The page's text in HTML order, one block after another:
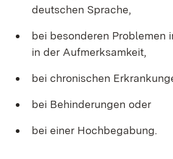
deutschen Sprache,
bei besonderen Problemen
in der Aufmerksamkeit,
bei chronischen
bei Behinderungen oder
bei einer Hochbegabung.